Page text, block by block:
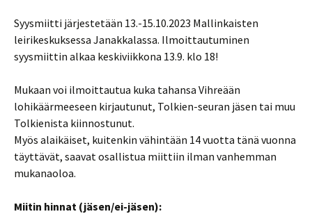
Syysmiitti järjestetään 13.-15.10.2023 Mallinkaisten
leirikeskuksessa Janakkalassa. Ilmoittautuminen
syysmiittin alkaa keskiviikkona 13.9. klo 18!
Mukaan voi ilmoittautua kuka tahansa Vihreään
lohikäärmeeseen kirjautunut, Tolkien-seuran jäsen tai muu
Tolkienista kiinnostunut.
Myös alaikäiset, kuitenkin vähintään 14 vuotta tänä vuonna
täyttävät, saavat osallistua miittiin ilman vanhemman
mukanaoloa.
Miitin hinnat (jäsen/ei-jäsen):